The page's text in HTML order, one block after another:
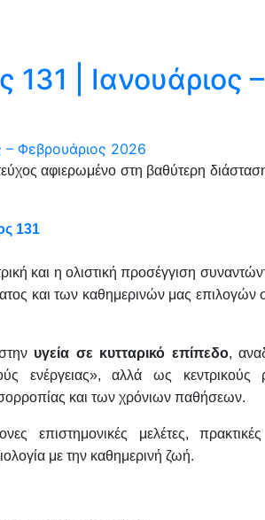
| Ιανουάριος –
αφιερωμένο στη βαθύτερη
131
και η ολιστική προσέγγιση
και των καθημερινών μας επιλογών
υγεία σε κυτταρικό επίπεδο,
ενέργειας», αλλά ως κεντρικούς
και των χρόνιων παθήσεων.
επιστημονικές μελέτες, πρακτικές
με την καθημερινή ζωή.